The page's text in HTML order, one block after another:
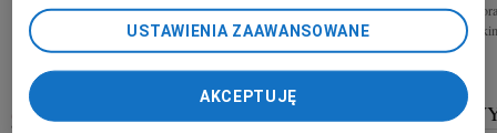
Biegłego Sądowego. Sędziowie i pracownicy Sekcji
ds. Upadłościowych i Naprawczych Sądu...
Małżonki Marii
Rodzinom i
GRAŻYNA GĘSICKA
USTAWIENIA ZAAWANSOWANE
AKCEPTUJĘ